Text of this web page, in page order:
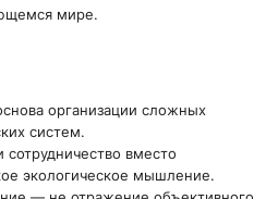
мире.
организации сложных
систем.
сотрудничество вместо
экологическое мышление.